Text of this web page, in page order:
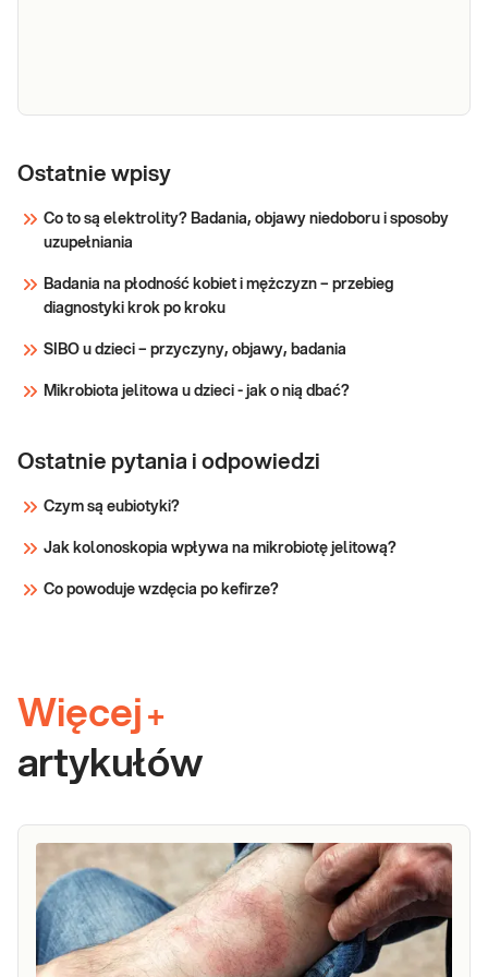
p 2, roztocze
ImmunoCAP
Ilościowe oznaczenie in vitro w surowicy
głównego alergenu roztocza kurzu
przydatne w diagnostyce alergii na kurz
domowy i wyborz
Sprawdź
Ostatnie wpisy
Co to są elektrolity? Badania, objawy niedoboru i sposoby
uzupełniania
Badania na płodność kobiet i mężczyzn – przebieg
diagnostyki krok po kroku
SIBO u dzieci – przyczyny, objawy, badania
Mikrobiota jelitowa u dzieci - jak o nią dbać?
Ostatnie pytania i odpowiedzi
Czym są eubiotyki?
Jak kolonoskopia wpływa na mikrobiotę jelitową?
Co powoduje wzdęcia po kefirze?
Więcej +
artykułów